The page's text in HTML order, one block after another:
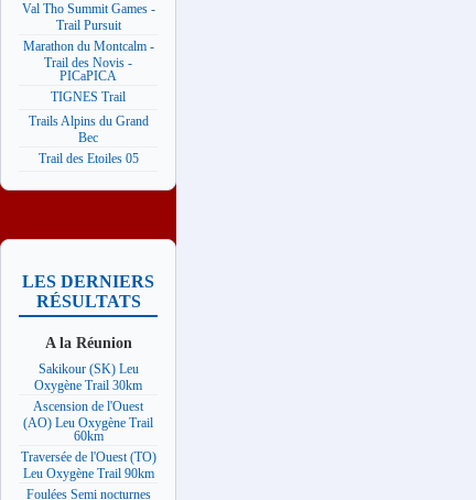
Val Tho Summit Games -
Trail Pursuit
Marathon du Montcalm -
Trail des Novis -
PICaPICA
TIGNES Trail
Trails Alpins du Grand
Bec
Trail des Etoiles 05
LES DERNIERS
RÉSULTATS
A la Réunion
Sakikour (SK) Leu
Oxygène Trail 30km
Ascension de l'Ouest
(AO) Leu Oxygène Trail
60km
Traversée de l'Ouest (TO)
Leu Oxygène Trail 90km
Foulées Semi nocturnes